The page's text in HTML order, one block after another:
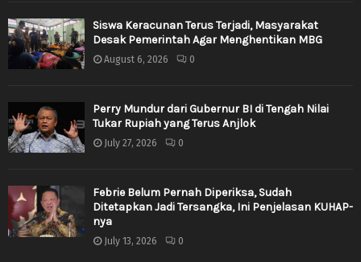
Siswa Keracunan Terus Terjadi, Masyarakat
Desak Pemerintah Agar Menghentikan MBG
August 6, 2026 0
Perry Mundur dari Gubernur BI di Tengah Nilai
Tukar Rupiah yang Terus Anjlok
July 27, 2026 0
Febrie Belum Pernah Diperiksa, Sudah
Ditetapkan Jadi Tersangka, Ini Penjelasan KUHAP-
nya
July 13, 2026 0